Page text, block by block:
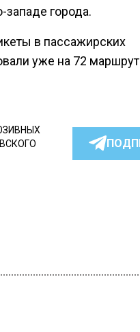
западе города.
в пассажирских
уже на 72